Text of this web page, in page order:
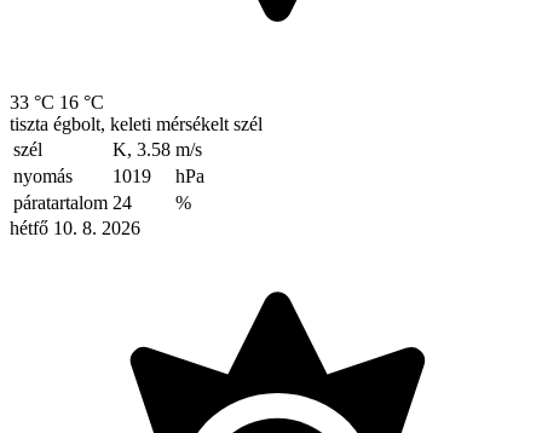
33 °C 16 °C
tiszta égbolt, keleti mérsékelt szél
szél
K, 3.58 m/s
nyomás
1019
hPa
páratartalom 24
%
hétfő 10. 8. 2026